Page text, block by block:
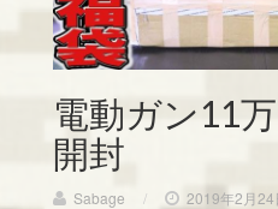
電動ガン11
開封
Sabage / 2019年2月24